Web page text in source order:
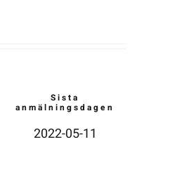
Sista
anmälningsdagen
2022-05-11